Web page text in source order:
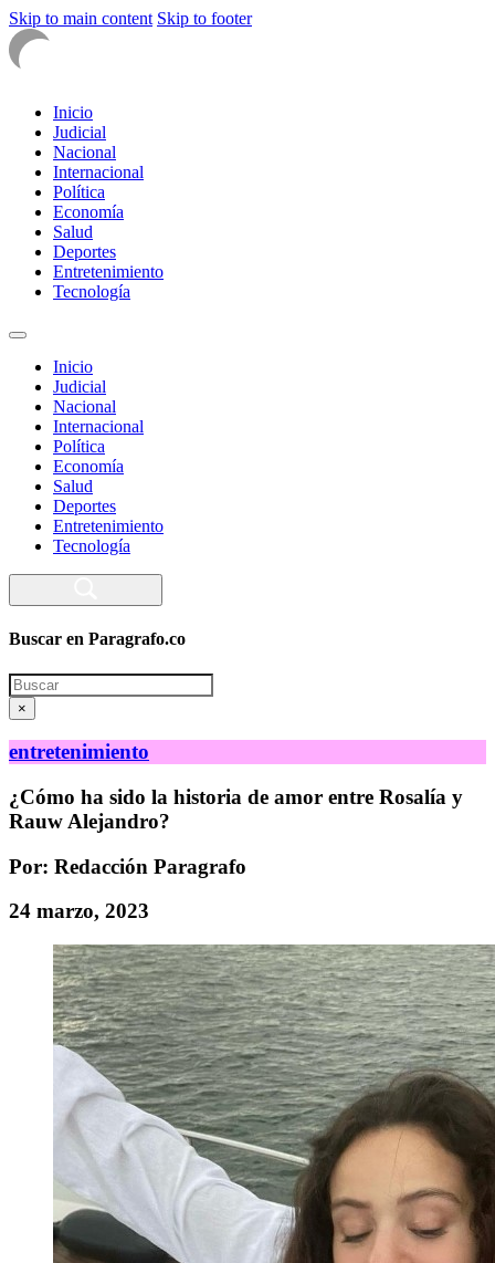
Skip to main content Skip to footer
Inicio
Judicial
Nacional
Internacional
Política
Economía
Salud
Deportes
Entretenimiento
Tecnología
Inicio
Judicial
Nacional
Internacional
Política
Economía
Salud
Deportes
Entretenimiento
Tecnología
Buscar en Paragrafo.co
Search
×
entretenimiento
¿Cómo ha sido la historia de amor entre Rosalía y
Rauw Alejandro?
Por: Redacción Paragrafo
24 marzo, 2023